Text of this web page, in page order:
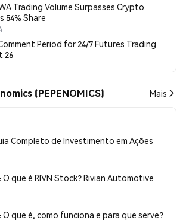
Trading Volume Surpasses Crypto
54% Share
Period for 24/7 Futures Trading
26
(PEPENOMICS) Mais
Completo de Investimento em Ações
que é RIVN Stock? Rivian Automotive
O que é, como funciona e para que serve?